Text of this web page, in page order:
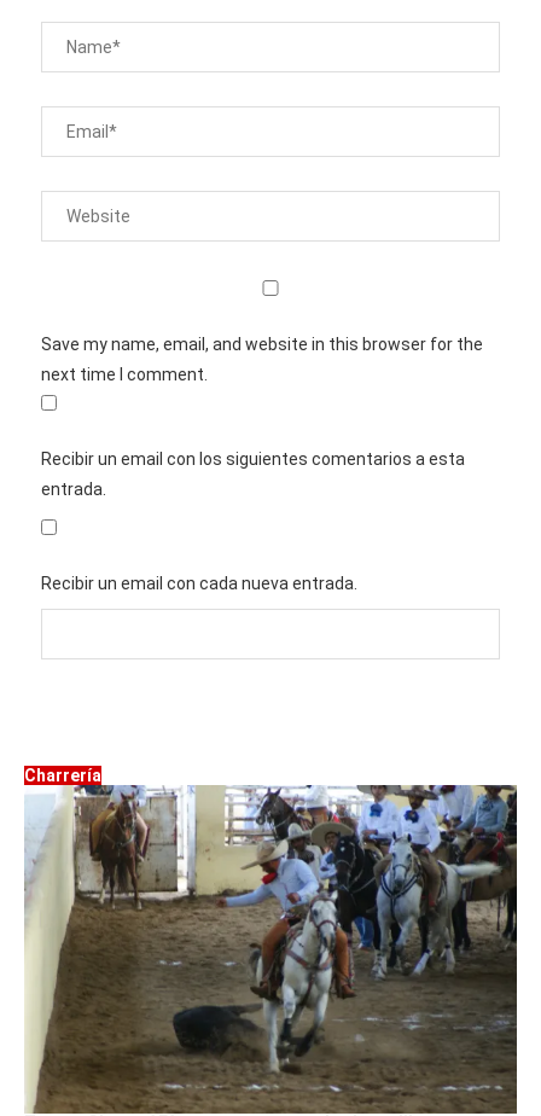
Save my name, email, and website in this browser for the
next time I comment.
Recibir un email con los siguientes comentarios a esta
entrada.
Recibir un email con cada nueva entrada.
Charrería